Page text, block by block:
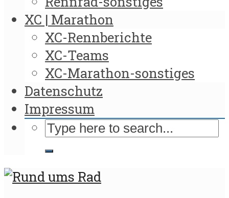
XC | Marathon
XC-Rennberichte
XC-Teams
XC-Marathon-sonstiges
Datenschutz
Impressum